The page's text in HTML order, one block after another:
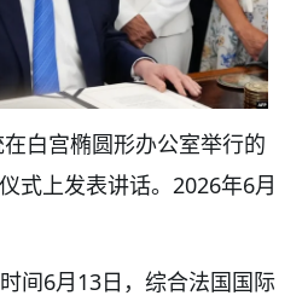
白宫椭圆形办公室举行的
式上发表讲话。2026年6月
间6月13日，综合法国国际